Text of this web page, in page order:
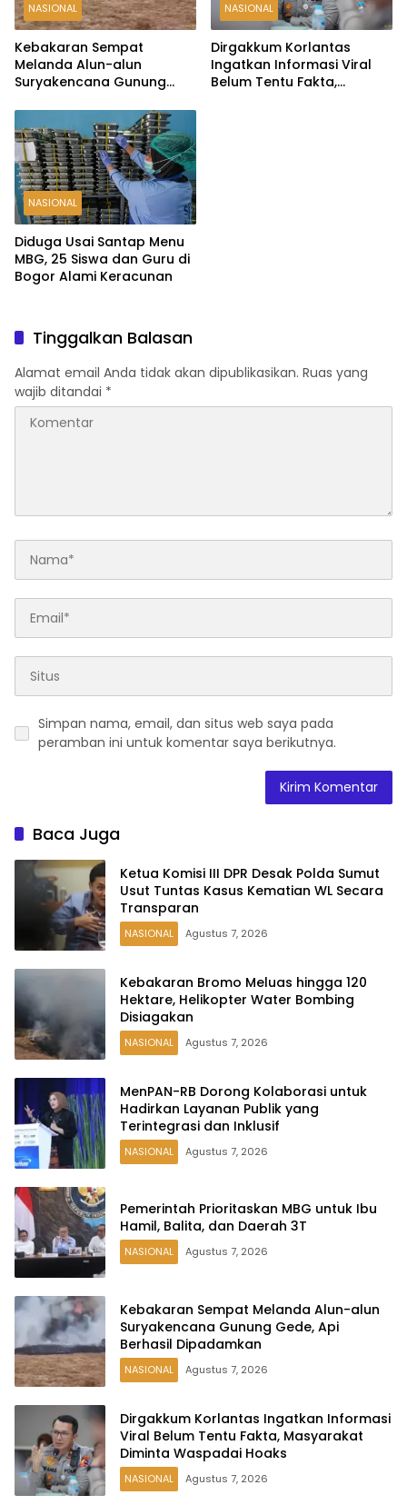
NASIONAL
Kebakaran Sempat
Melanda Alun-alun
Suryakencana Gunung
Dipadamkan
NASIONAL
Dirgakkum Korlantas
Ingatkan Informasi Viral
Belum Tentu Fakta,
NASIONAL
Diduga Usai Santap Menu
MBG, 25 Siswa dan Guru di
Bogor Alami Keracunan
Tinggalkan Balasan
Alamat email Anda tidak akan dipublikasikan. Ruas yang
wajib ditandai *
Simpan nama, email, dan situs web saya pada
peramban ini untuk komentar saya berikutnya.
Baca Juga
Ketua Komisi III DPR Desak Polda Sumut
Usut Tuntas Kasus Kematian WL Secara
Transparan
NASIONAL Agustus 7, 2026
Kebakaran Bromo Meluas hingga 120
Hektare, Helikopter Water Bombing
Disiagakan
NASIONAL Agustus 7, 2026
MenPAN-RB Dorong Kolaborasi untuk
Hadirkan Layanan Publik yang
Terintegrasi dan Inklusif
NASIONAL Agustus 7, 2026
Pemerintah Prioritaskan MBG untuk Ibu
Hamil, Balita, dan Daerah 3T
NASIONAL Agustus 7, 2026
Kebakaran Sempat Melanda Alun-alun
Suryakencana Gunung Gede, Api
Berhasil Dipadamkan
NASIONAL Agustus 7, 2026
Dirgakkum Korlantas Ingatkan Informasi
Viral Belum Tentu Fakta, Masyarakat
Diminta Waspadai Hoaks
NASIONAL Agustus 7, 2026